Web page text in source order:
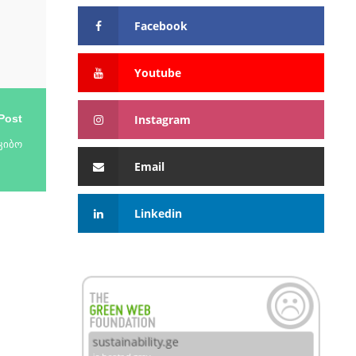
Facebook
Youtube
Instagram
Email
Linkedin